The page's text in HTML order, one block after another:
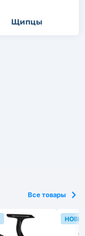
Щипцы
Все товары